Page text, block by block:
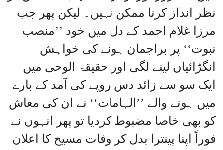
نظر انداز کرنا ممکن نہیں۔ لیکن پھر جب
مرزا غلام احمد کے دل میں خود ’’منصب
نبوت‘‘ پر براجمان ہونے کی خواہش
انگڑائیاں لینے لگی اور حقیقۃ الوحی میں
ایک سو سے زائد دس روپے کی آمد کے بارے
میں ہونے والے ’’الہامات‘‘ نے ان کی معاش
کو بھی خاصا مضبوط کردیا تو پھر انہوں نے
فوراً اپنا پینترا بدل کر وفات مسیح کا اعلان